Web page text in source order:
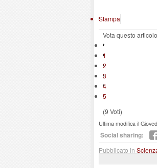
Stampa
Vota questo articolo
1
2
3
4
5
(9 Voti)
Ultima modifica il
Social sharing:
Pubblicato in